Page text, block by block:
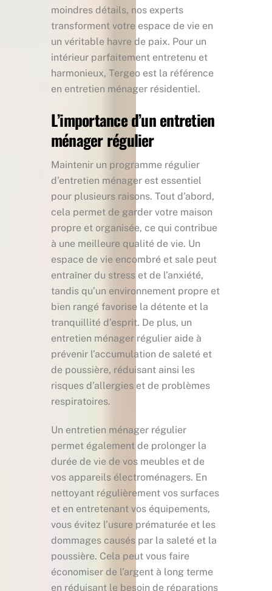
moindres détails, nos experts
transforment votre espace de vie en
un véritable havre de paix. Pour un
intérieur parfaitement entretenu et
harmonieux, Tergeo est la référence
en entretien ménager résidentiel.
L’importance d’un entretien
ménager régulier
Maintenir un programme régulier
d’entretien ménager est essentiel
pour plusieurs raisons. Tout d’abord,
cela permet de garder votre maison
propre et organisée, ce qui contribue
à une meilleure qualité de vie. Un
espace de vie encombré et sale peut
entraîner du stress et de l’anxiété,
tandis qu’un environnement propre et
bien rangé favorise la détente et la
tranquillité d’esprit. De plus, un
entretien ménager régulier aide à
prévenir l’accumulation de saleté et
de poussière, réduisant ainsi les
risques d’allergies et de problèmes
respiratoires.
Un entretien ménager régulier
permet également de prolonger la
durée de vie de vos meubles et de
vos appareils électroménagers. En
nettoyant régulièrement vos surfaces
et en entretenant vos équipements,
vous évitez l’usure prématurée et les
dommages causés par la saleté et la
poussière. Cela peut vous faire
économiser de l’argent à long terme
en réduisant le besoin de réparations